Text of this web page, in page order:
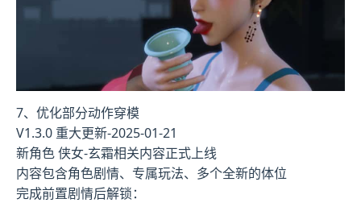
7、优化部分动作穿模
V1.3.0 重大更新-2025-01-21
新角色 侠女-玄霜相关内容正式上线
内容包含角色剧情、专属玩法、多个全新的体位
完成前置剧情后解锁：